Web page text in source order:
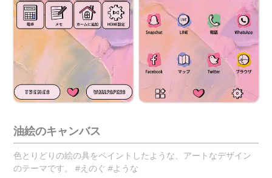
油絵のキャンバス
色とりどりの絵の具をペイントしたような、アートなデザイン
のテーマです。 #えのぐ #ような